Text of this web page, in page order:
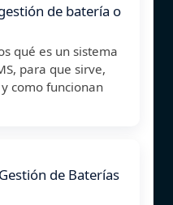
de batería o
qué es un sistema
para que sirve,
como funcionan
de Baterías